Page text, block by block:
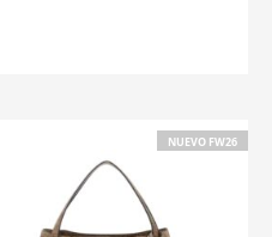
NUEVO FW26